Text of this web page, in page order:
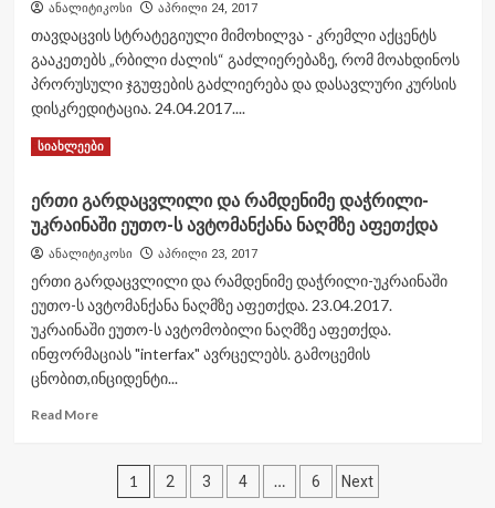
დააკავა.
ანალიტიკოსი აპრილი 24, 2017
თავდაცვის სტრატეგიული მიმოხილვა - კრემლი აქცენტს
გააკეთებს „რბილი ძალის“ გაძლიერებაზე, რომ მოახდინოს
პრორუსული ჯგუფების გაძლიერება და დასავლური კურსის
დისკრედიტაცია. 24.04.2017....
Read MoreRead
თავდაცვის
სტრატეგიული
მიმოხილვა
კრემლი
აქცენტს
გააკეთებს
„რბილი
ძალის“
გაძლიერებაზე,
რომ
ჯგუფების
გაძლიერება
სიახლეები
ერთი გარდაცვლილი და რამდენიმე დაჭრილი-
უკრაინაში ეუთო-ს ავტომანქანა ნაღმზე აფეთქდა
ანალიტიკოსი აპრილი 23, 2017
ერთი გარდაცვლილი და რამდენიმე დაჭრილი-უკრაინაში
ეუთო-ს ავტომანქანა ნაღმზე აფეთქდა. 23.04.2017.
უკრაინაში ეუთო-ს ავტომობილი ნაღმზე აფეთქდა.
ინფორმაციას "interfax" ავრცელებს. გამოცემის
ცნობით,ინციდენტი...
Read MoreRead
ერთი
გარდაცვლილი
ჩანაწერების
1 2 3 4 … 6 Next